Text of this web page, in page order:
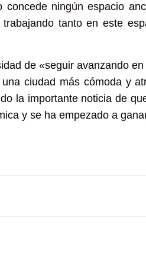
concede ningún espacio
tanto en este
de «seguir avanzando
ciudad más cómoda y
la importante noticia de
y se ha empezado a